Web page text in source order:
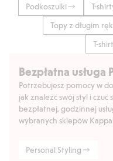
Podkoszulki T-
Topy z długim
T-
Bezpłatna usługa
Potrzebujesz pomocy w
jak znaleźć swój styl i
bezpłatnej, godzinnej
wybranych sklepów
Personal Styling